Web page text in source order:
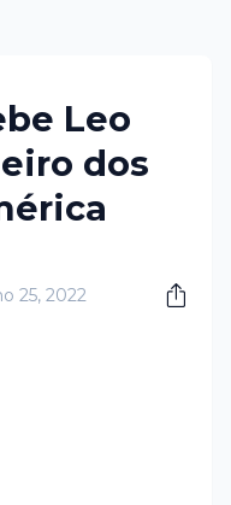
Leo
dos
25, 2022